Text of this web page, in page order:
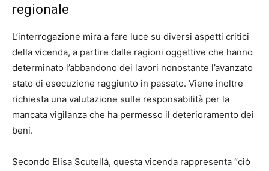
regionale
L’interrogazione mira a fare luce su diversi aspetti critici
della vicenda, a partire dalle ragioni oggettive che hanno
determinato l’abbandono dei lavori nonostante l’avanzato
stato di esecuzione raggiunto in passato. Viene inoltre
richiesta una valutazione sulle responsabilità per la
mancata vigilanza che ha permesso il deterioramento dei
beni.
Secondo Elisa Scutellà, questa vicenda rappresenta “ciò